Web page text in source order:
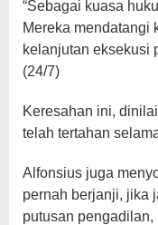
“Sebagai kuasa
Mereka mendatangi
kelanjutan eksekusi
(24/7)
Keresahan ini,
telah tertahan
Alfonsius juga
pernah berjanji, jika
putusan pengadilan,